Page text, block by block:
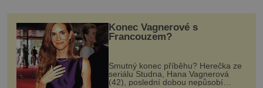
Konec Vagnerové s
Francouzem?
Smutný konec příběhu? Herečka ze
seriálu Studna, Hana Vagnerová
(42), poslední dobou nepůsobí